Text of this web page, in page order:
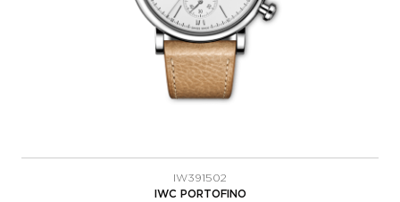
IW391502
IWC PORTOFINO